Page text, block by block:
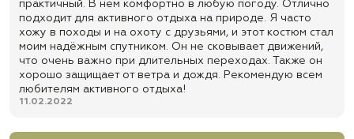
✅ Доставка по всей России
✅ Быстрая отправка
практичный. В нём комфортно в любую погоду. Отлично
подходит для активного отдыха на природе. Я часто
хожу в походы и на охоту с друзьями, и этот костюм стал
моим надёжным спутником. Он не сковывает движений,
что очень важно при длительных переходах. Также он
хорошо защищает от ветра и дождя. Рекомендую всем
любителям активного отдыха!
11.02.2022